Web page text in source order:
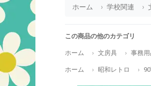
ホーム 学校関連
この商品の他のカテゴリ
ホーム 文房具 事務用
ホーム 昭和レトロ